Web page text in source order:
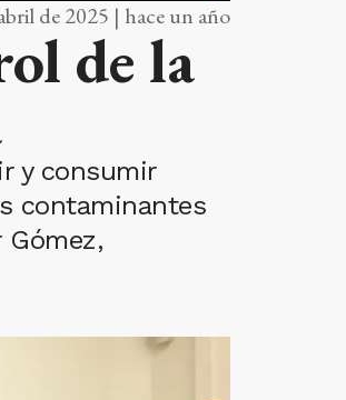
de 2025 | hace un año
de la
y consumir
contaminantes